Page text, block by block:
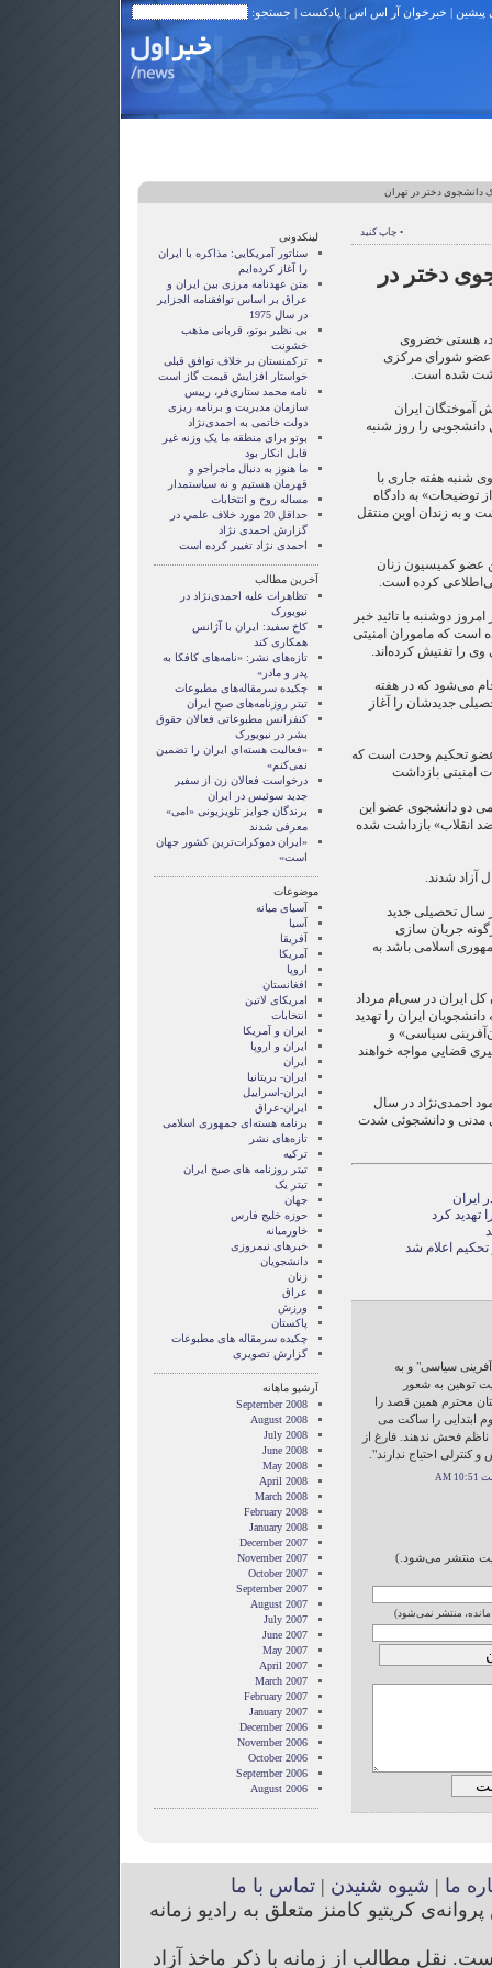
پیشین | خبرخوان آر اس اس| پادکست | جستجو:
دانشجوی دختر در تهران
• چاپ کنید
دختر در
هستی خضروی
عضو شورای مرکزی
شده است.
آموختگان ایران
دانشجویی را روز شنبه
شنبه هفته جاری با
توضیحات» به دادگاه
و به زندان اوین منتقل
عضو کمیسیون زنان
کرده است.
دوشنبه با تائید خبر
است که ماموران امنیتی
را تفتیش کرده‌اند.
می‌شود که در هفته
جدیدشان را آغاز
تحکیم وحدت است که
امنیتی بازداشت
دو دانشجوی عضو این
ضد انقلاب» بازداشت شده
سال تحصیلی جدید
جریان سازی
اسلامی باشد به
کل ایران در سی‌ام مرداد
ایران را تهدید
سیاسی» و
قضایی مواجه خواهند
احمدی‌نژاد در سال
مدنی و دانشجوئی شدت
ایران
تهدید کرد
تحکیم اعلام شد
آفرینی سیاسی" و به
توهین به شعور
محترم همین قصد را
ابتدایی را ساکت می
ناظم فحش ندهند. فارغ از
کنترلی احتیاج ندارند".
منتشر می‌شود.)
مانده، منتشر نمی‌شود)
لینکدونی
سناتور آمريکايي: مذاکره با ايران
را آغاز کرده‌ايم
متن عهدنامه مرزى بين ايران و
عراق بر اساس توافقنامه الجزاير
در سال 1975
بی نظیر بوتو، قربانی مذهب
خشونت
ترکمنستان بر خلاف توافق قبلی
خواستار افزایش قیمت گاز است
نامه محمد ستاری‌فر، رییس
سازمان مدیریت و برنامه ریزی
دولت خاتمی به احمدی‌نژاد
بوتو برای منطقه ما یک وزنه غیر
قابل انکار بود
ما هنوز به دنبال ماجراجو و
قهرمان هستيم و نه سياستمدار
مساله روح و انتخابات
حداقل 20 مورد خلاف علمي در
گزارش احمدی نژاد
احمدی نژاد تغییر کرده است
آخرین مطالب
تظاهرات علیه احمدی‌نژاد در
نیویورک
کاخ سفید: ایران با آژانس
همکاری کند
تازه‌های نشر: «نامه‌های کافکا به
پدر و مادر»
چکیده سرمقاله‌های مطبوعات
تیتر روزنامه‌های صبح ایران
کنفرانس مطبوعاتی فعالان حقوق
بشر در نیویورک
«فعالیت هسته‌ای ایران را تضمین
نمی‌کنم»
درخواست فعالان زن از سفیر
جدید سوئیس در ایران
برندگان جوایز تلویزیونی «امی»
معرفی شدند
«ایران دموکرات‌ترین کشور جهان
است»
موضوعات
آسيای ميانه
آسیا
آفریقا
آمریکا
اروپا
افغانستان
امریکای لاتین
انتخابات
ايران و آمريکا
ايران و اروپا
ایران
ایران- بریتانیا
ایران-اسراییل
ایران-عراق
برنامه هسته‌ای جمهوری اسلامی
تازه‌های نشر
ترکیه
تیتر روزنامه های صبح ایران
تیتر یک
جهان
حوزه خلیج فارس
خاورمیانه
خبرهای نیمروزی
دانشجویان
زنان
عراق
ورزش
پاکستان
چکیده سرمقاله های مطبوعات
گزارش تصويری
آرشیو ماهانه
September 2008
August 2008
July 2008
June 2008
May 2008
April 2008
March 2008
February 2008
January 2008
December 2007
November 2007
October 2007
September 2007
August 2007
July 2007
June 2007
May 2007
April 2007
March 2007
February 2007
January 2007
December 2006
November 2006
October 2006
September 2006
August 2006
ما | شیوه شنیدن |تماس با ما
کریتیو کامنز متعلق به رادیو زمانه
نقل مطالب از زمانه با ذکر ماخذ آزاد